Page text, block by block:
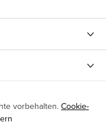
vorbehalten. Cookie-